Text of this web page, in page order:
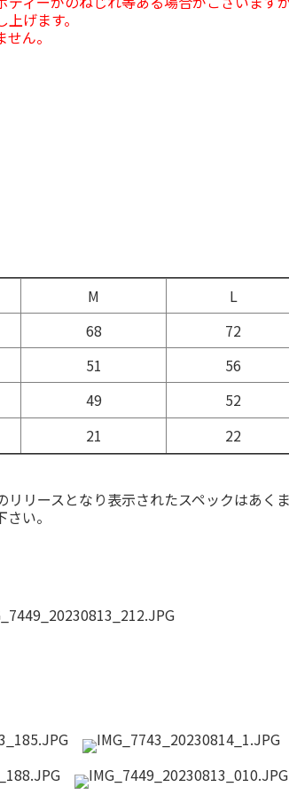
げます。
ん。
M L
68 72
51 56
49 52
21 22
リースとなり表示されたスペックはあく
い。